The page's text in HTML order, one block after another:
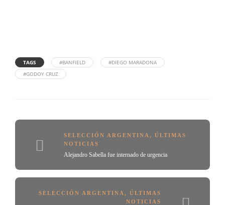
TAGS #BANFIELD
#DIEGO MARADONA
#GODOY CRUZ
SELECCIÓN ARGENTINA , ÚLTIMAS
NOTICIAS
Alejandro Sabella fue internado de urgencia
SELECCIÓN ARGENTINA , ÚLTIMAS
NOTICIAS